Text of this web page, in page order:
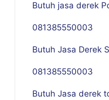
Butuh jasa derek
081385550003
Butuh Jasa Derek
081385550003
Butuh Jasa derek